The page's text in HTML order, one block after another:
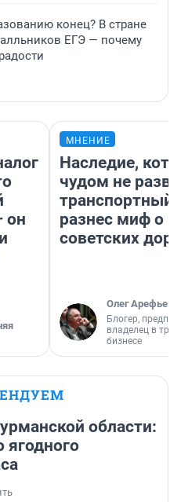
конец? В стране
ЕГЭ — почему
он
МНЕНИЕ
Наследие,
чудом не
транспортный
разнес миф о
советских
Олег Арефьев
Блогер,
владелец в
бизнесе
области:
ягодного